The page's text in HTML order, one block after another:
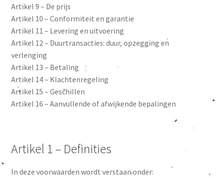
Artikel 9 – De prijs
Artikel 10 – Conformiteit en garantie
Artikel 11 – Levering en uitvoering
Artikel 12 – Duurtransacties: duur, opzegging en
verlenging
Artikel 13 – Betaling
Artikel 14 – Klachtenregeling
Artikel 15 – Geschillen
Artikel 16 – Aanvullende of afwijkende bepalingen
Artikel 1 – Definities
In deze voorwaarden wordt verstaan onder: